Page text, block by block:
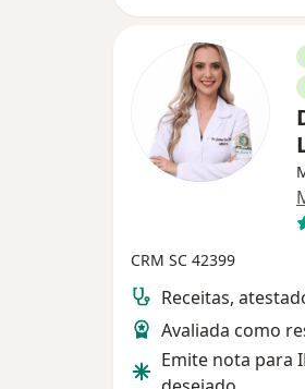
CRM SC 42399
Receitas,
Avaliada como
Emite nota para